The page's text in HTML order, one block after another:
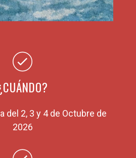
del 2, 3 y 4 de Octubre de
2026